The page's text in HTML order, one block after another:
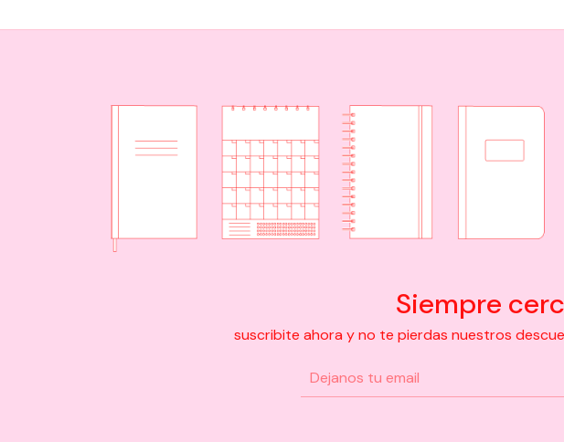
Siempre
suscribite ahora y no te pierdas nuestros